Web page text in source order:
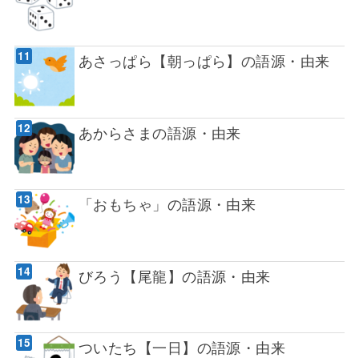
あさっぱら【朝っぱら】の語源・由来
あからさまの語源・由来
「おもちゃ」の語源・由来
びろう【尾龍】の語源・由来
ついたち【一日】の語源・由来